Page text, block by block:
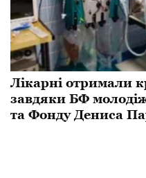
Лікарні отримали
завдяки БФ
та Фонду Дениса